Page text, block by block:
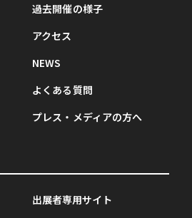
過去開催の様子
アクセス
NEWS
よくある質問
プレス・メディアの方へ
出展者専用サイト